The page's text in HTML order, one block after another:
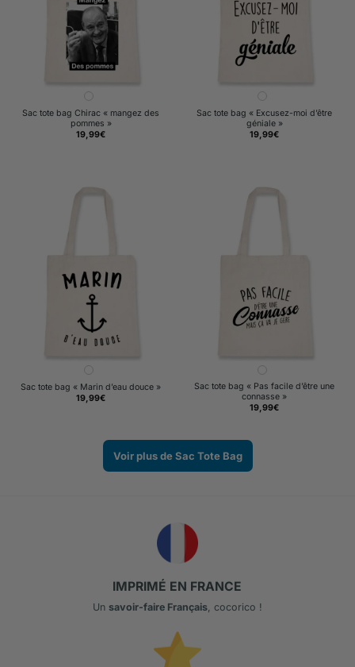
Sac tote bag Chirac « mangez des
pommes »
19,99€
Sac tote bag « Excusez-moi d’être
géniale »
19,99€
Sac tote bag « Marin d’eau douce »
19,99€
Sac tote bag « Pas facile d’être une
connasse »
19,99€
Voir plus de Sac Tote Bag
IMPRIMÉ EN FRANCE
Un savoir-faire Français, cocorico !